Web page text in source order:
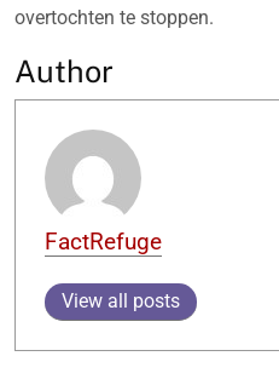
overtochten te stoppen.
Author
FactRefuge
View all posts